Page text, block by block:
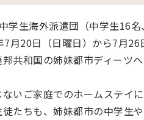
学生海外派遣団（中学生16
7月20日（日曜日）から7月26
共和国の姉妹都市ディーツ
ないご家庭でのホームステイ
徒たちも、姉妹都市の中学生